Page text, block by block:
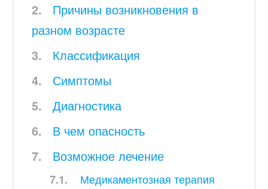
Причины возникновения в
разном возрасте
Классификация
Симптомы
Диагностика
В чем опасность
Возможное лечение
Медикаментозная терапия